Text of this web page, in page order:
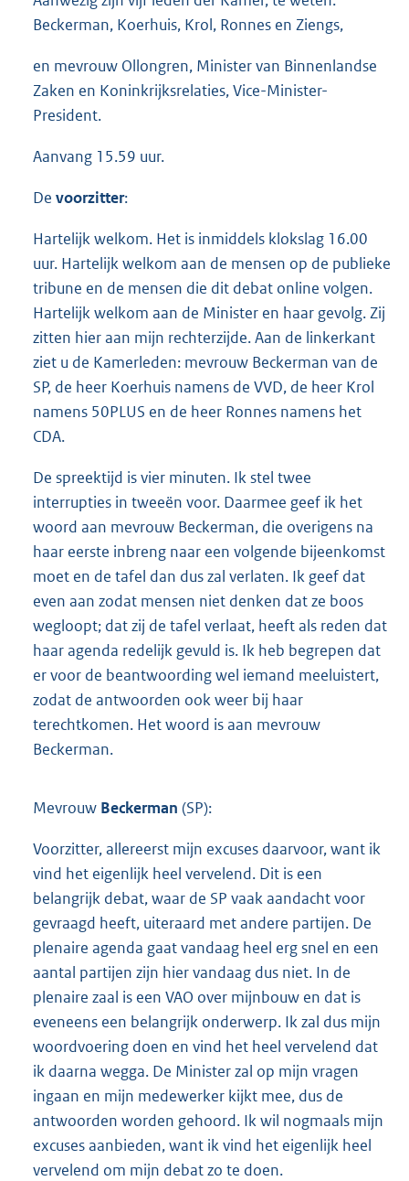
Beckerman, Koerhuis, Krol, Ronnes en Ziengs,
en mevrouw Ollongren, Minister van Binnenlandse
Zaken en Koninkrijksrelaties, Vice-Minister-
President.
Aanvang 15.59 uur.
De voorzitter:
Hartelijk welkom. Het is inmiddels klokslag 16.00
uur. Hartelijk welkom aan de mensen op de publieke
tribune en de mensen die dit debat online volgen.
Hartelijk welkom aan de Minister en haar gevolg. Zij
zitten hier aan mijn rechterzijde. Aan de linkerkant
ziet u de Kamerleden: mevrouw Beckerman van de
SP, de heer Koerhuis namens de VVD, de heer Krol
namens 50PLUS en de heer Ronnes namens het
CDA.
De spreektijd is vier minuten. Ik stel twee
interrupties in tweeën voor. Daarmee geef ik het
woord aan mevrouw Beckerman, die overigens na
haar eerste inbreng naar een volgende bijeenkomst
moet en de tafel dan dus zal verlaten. Ik geef dat
even aan zodat mensen niet denken dat ze boos
wegloopt; dat zij de tafel verlaat, heeft als reden dat
haar agenda redelijk gevuld is. Ik heb begrepen dat
er voor de beantwoording wel iemand meeluistert,
zodat de antwoorden ook weer bij haar
terechtkomen. Het woord is aan mevrouw
Beckerman.
Mevrouw Beckerman (SP):
Voorzitter, allereerst mijn excuses daarvoor, want ik
vind het eigenlijk heel vervelend. Dit is een
belangrijk debat, waar de SP vaak aandacht voor
gevraagd heeft, uiteraard met andere partijen. De
plenaire agenda gaat vandaag heel erg snel en een
aantal partijen zijn hier vandaag dus niet. In de
plenaire zaal is een VAO over mijnbouw en dat is
eveneens een belangrijk onderwerp. Ik zal dus mijn
woordvoering doen en vind het heel vervelend dat
ik daarna wegga. De Minister zal op mijn vragen
ingaan en mijn medewerker kijkt mee, dus de
antwoorden worden gehoord. Ik wil nogmaals mijn
excuses aanbieden, want ik vind het eigenlijk heel
vervelend om mijn debat zo te doen.